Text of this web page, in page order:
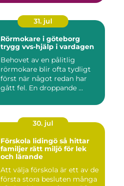
31. jul
Rörmokare i göteborg
trygg vvs-hjälp i vardagen
Behovet av en pålitlig
rörmokare blir ofta tydligt
först när något redan har
gått fel. En droppande ...
30. jul
Förskola lidingö så hittar
familjer rätt miljö för lek
och lärande
Att välja förskola är ett av de
första stora besluten många